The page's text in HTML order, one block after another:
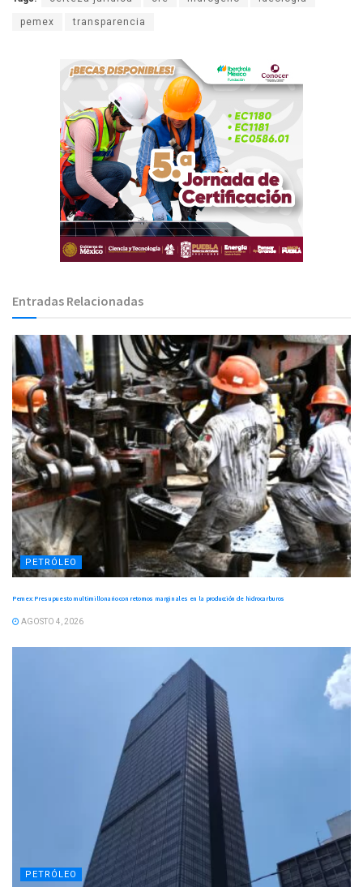
pemex transparencia
Entradas Relacionadas
PETRÓLEO
Pemex: Presupuesto multimillonario con retornos marginales en la producción de hidrocarburos
AGOSTO 4, 2026
PETRÓLEO